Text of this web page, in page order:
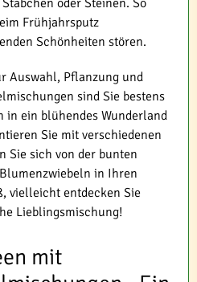
oder Steinen. So
Frühjahrsputz
Schönheiten stören.
Auswahl, Pflanzung und
sind Sie bestens
in ein blühendes Wunderland
Sie mit verschiedenen
Sie sich von der bunten
in Ihren
vielleicht entdecken Sie
Lieblingsmischung!
mit